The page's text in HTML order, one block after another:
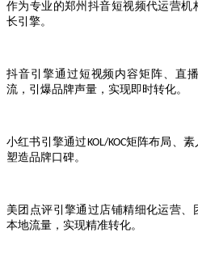
作为专业的郑州抖音短视频代运营
长引擎。
抖音引擎通过短视频内容矩阵、直
流，引爆品牌声量，实现即时转化。
小红书引擎通过 KOL/KOC矩阵布局、素
塑造品牌口碑。
美团点评引擎通过店铺精细化运营
本地流量，实现精准转化。